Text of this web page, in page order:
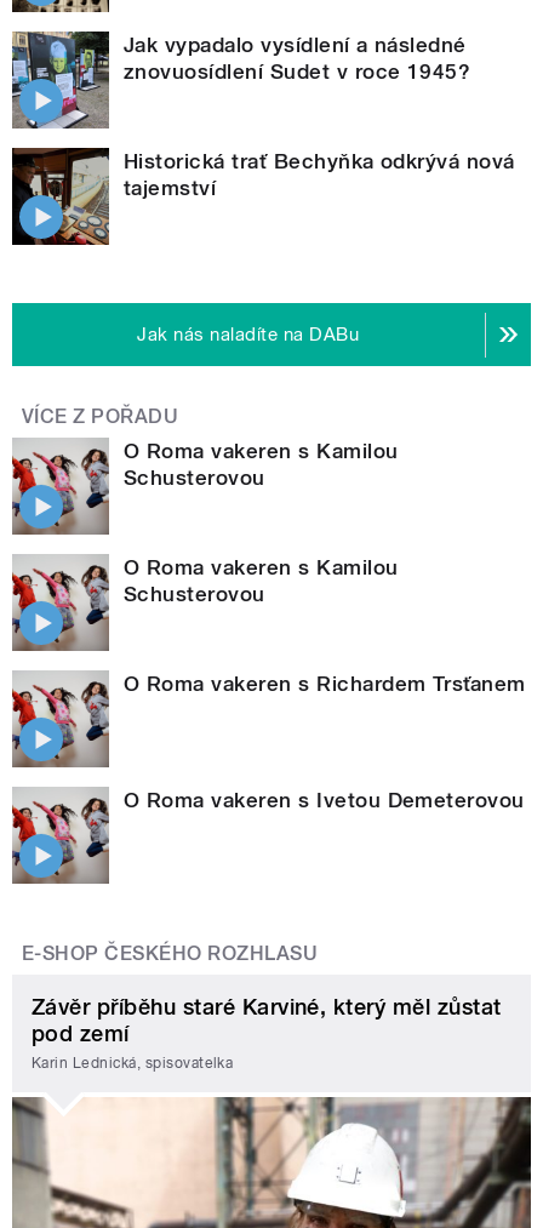
Jak vypadalo vysídlení a následné
znovuosídlení Sudet v roce 1945?
Historická trať Bechyňka odkrývá nová
tajemství
Jak nás naladíte na DABu
VÍCE Z POŘADU
O Roma vakeren s Kamilou
Schusterovou
O Roma vakeren s Kamilou
Schusterovou
O Roma vakeren s Richardem Trsťanem
O Roma vakeren s Ivetou Demeterovou
E-SHOP ČESKÉHO ROZHLASU
Závěr příběhu staré Karviné, který měl zůstat
pod zemí
Karin Lednická, spisovatelka